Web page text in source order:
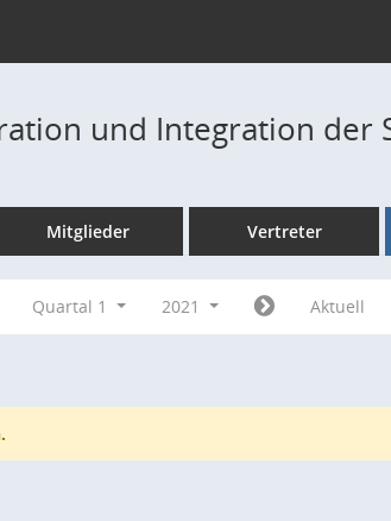
und Integration der
Mitglieder Vertreter
Quartal 1 2021 Aktuell